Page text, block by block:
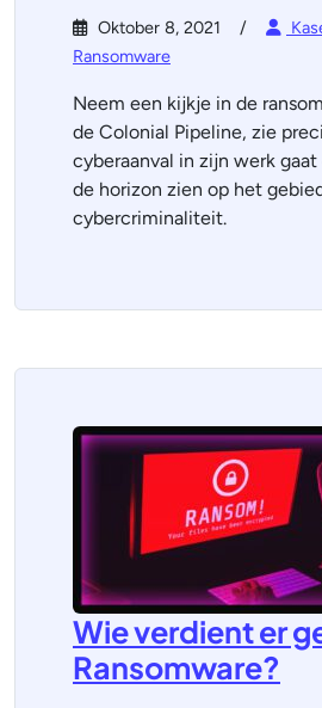
Oktober 8, 2021
Ransomware
Neem een kijkje in de
de Colonial Pipeline, zie
cyberaanval in zijn werk
de horizon zien op het
cybercriminaliteit.
Wie verdient er
Ransomware?